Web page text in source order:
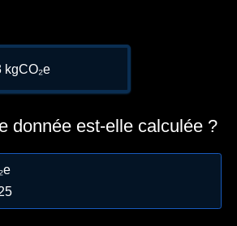
kgCO₂e
donnée est-elle calculée ?